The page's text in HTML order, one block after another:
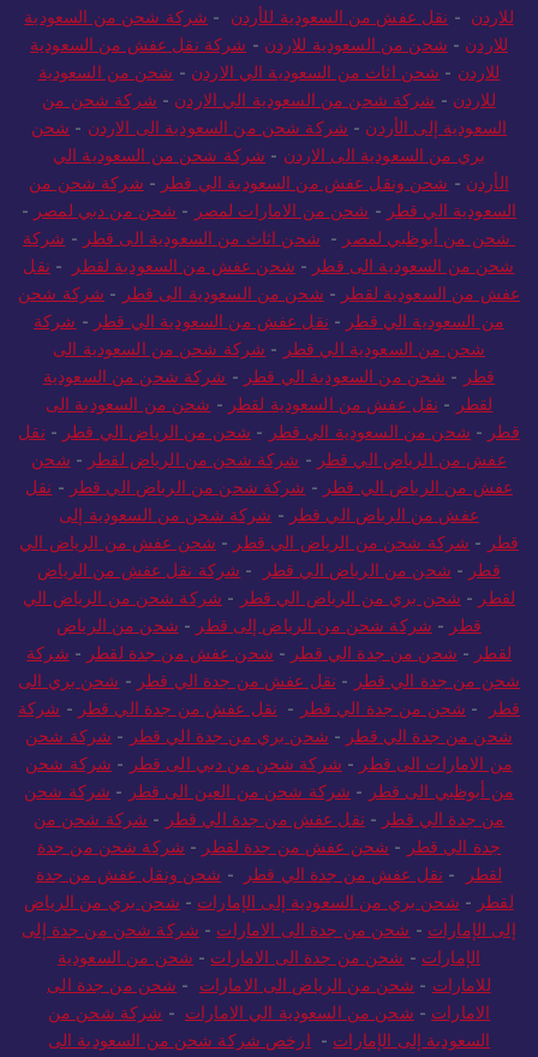
شركة شحن من السعودية الى الاردن-شحن ونقل عفش من السعودية
للاردن- نقل عفش من السعودية للأردن -شركة شحن من السعودية
للاردن-شحن من السعودية للاردن - شركة نقل عفش من السعودية
للاردن- شحن اثاث من السعودية الي الاردن- شحن من السعودية
للاردن-شركة شحن من السعودية الي الاردن-شركة شحن من
السعودية إلى الأردن-شركة شحن من السعودية الى الاردن-شحن
بري من السعودية الى الاردن-شركة شحن من السعودية الي
الأردن- شحن ونقل عفش من السعودية الي قطر-شركة شحن من
السعودية الي قطر
-شحن من الامارات لمصر- شحن من دبي لمصر-
شحن من أبوظبي لمصر-شحن اثاث من السعودية الى قطر -
شركة
شحن من السعودية الى قطر-شحن عفش من السعودية لقطر-نقل
عفش من السعودية لقطر -شحن من السعودية الى قطر-شركة شحن
من السعودية الي قطر - نقل عفش من السعودية الي قطر- شركة
شحن من السعودية الي قطر
-شركة شحن من السعودية الى
قطر-شحن من السعودية الي قطر- شركة شحن من السعودية
لقطر-نقل عفش من السعودية لقطر-
شحن من السعودية الى
قطر- شحن من السعودية الي قطر- شحن من الرياض الي قطر-نقل
عفش من الرياض الي قطر-شركة شحن من الرياض لقطر- شحن
عفش من الرياض الي قطر
-شركة شحن من الرياض الي قطر-
عفش من الرياض الي قطر-
شركة شحن من السعودية إلى
قطر- شركة شحن من الرياض الي قطر-شحن عفش من الرياض الي
قطر-شحن من الرياض الي قطر- شركة نقل عفش من الرياض
لقطر-شحن بري من الرياض الي قطر -شركة شحن من الرياض الي
قطر- شركة شحن من الرياض إلى قطر -شحن من الرياض
لقطر - شحن من جدة الي قطر-شحن عفش من جدة لقطر-شركة
شحن من جدة الي قطر- نقل عفش من جدة الي قطر-
شحن بري الى
قطر - شحن من جدة الي قطر-نقل عفش من جدة الي قطر-شركة
شحن من جدة الي قطر - شحن بري من جدة الي قطر - شركة شحن
من الامارات الى قطر-شركة شحن من دبي الى قطر - شركة شحن
من أبوظبي الى قطر - شركة شحن من العين الى قطر -شركة شحن
من جدة الي قطر-نقل عفش من جدة الي قطر -شركة شحن من
جدة الي قطر-شحن عفش من جدة لقطر- شركة شحن من جدة
لقطر - نقل عفش من جدة الي قطر- شحن ونقل عفش من جدة
لقطر-شحن بري من السعودية إلى الإمارات- شحن بري من الرياض
إلى الإمارات- شحن من جدة الى الامارات- شركة شحن من جدة إلى
الإمارات-شحن من جدة الى الامارات-
شحن من السعودية
للامارات - شحن من الرياض الى الامارات- شحن من جدة الى
الامارات-شحن من السعودية الي الامارات-شركة شحن من